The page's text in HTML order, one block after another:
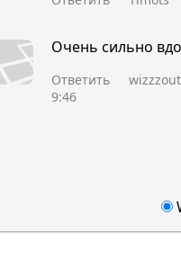
Очень сильно
Ответить
wizzzout
9:46